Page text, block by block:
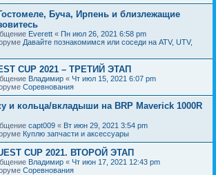
Буча, Ирпень и близлежащие
Everett « Пн июл 26, 2021 6:58 pm
Давайте познакомимся или соседи на ATV, UTV,
CUP 2021 – ТРЕТИЙ ЭТАП
Владимир « Чт июл 15, 2021 6:07 pm
Соревнования
и кольца/вкладыши на BRP Maverick 1000R
capt009 « Вт июн 29, 2021 3:54 pm
Куплю запчасти и аксессуары
CUP 2021. ВТОРОЙ ЭТАП
Владимир « Чт июн 17, 2021 12:43 pm
Соревнования